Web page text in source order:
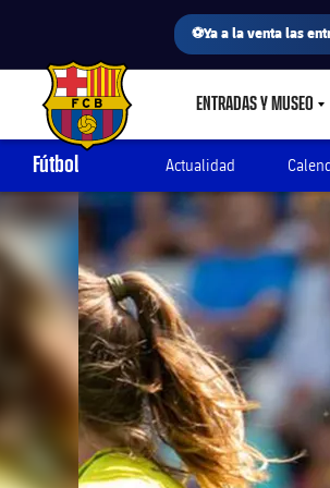
⚽Ya a la venta las
FC Barcelona club badge ENTRADAS Y MUSEO
Fútbol Actualidad